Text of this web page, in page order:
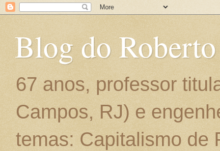
Blog do
67 anos, professor
Campos, RJ) e
temas: Capitalismo de